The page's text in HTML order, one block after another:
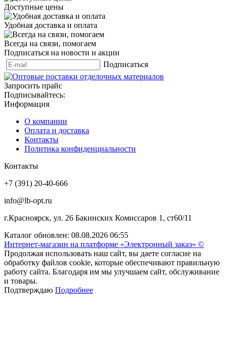
Доступные цены
Удобная доставка и оплата
Всегда на связи, помогаем
Подписаться на новости и акции
Подписаться
Запросить прайс
Подписывайтесь:
Информация
О компании
Оплата и доставка
Контакты
Политика конфиденциальности
Контакты
+7 (391) 20-40-666
info@lb-opt.ru
г.Красноярск, ул. 26 Бакинских Комиссаров 1, ст60/11
Каталог обновлен: 08.08.2026 06:55
Интернет-магазин на платформе «Электронный заказ» ©
Продолжая использовать наш сайт, вы даете согласие на
обработку файлов cookie, которые обеспечивают правильную
работу сайта. Благодаря им мы улучшаем сайт, обслуживание
и товары.
Подтверждаю Подробнее